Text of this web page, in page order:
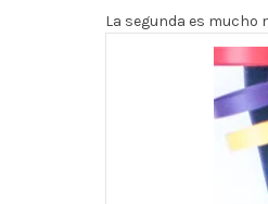
La segunda es mucho